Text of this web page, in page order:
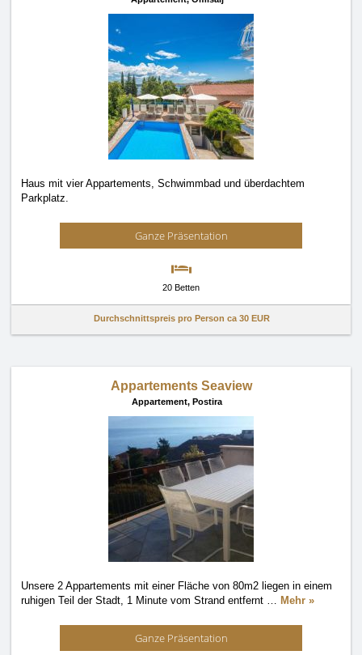
Haus mit vier Appartements, Schwimmbad und überdachtem
Parkplatz.
Ganze Präsentation
20 Betten
Durchschnittspreis pro Person ca 30 EUR
Appartements Seaview
Appartement, Postira
Unsere 2 Appartements mit einer Fläche von 80m2 liegen in einem
ruhigen Teil der Stadt, 1 Minute vom Strand entfernt … Mehr »
Ganze Präsentation